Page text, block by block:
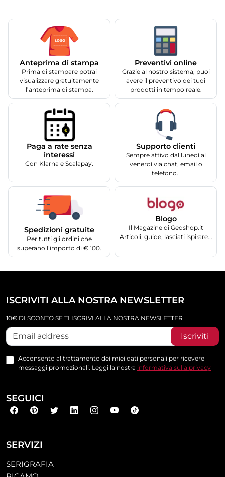
Anteprima di stampa
Prima di stampare potrai
visualizzare gratuitamente
l’anteprima di stampa.
Preventivi online
Grazie al nostro sistema, puoi
avere il preventivo dei tuoi
prodotti in tempo reale.
Paga a rate senza
interessi
Con Klarna e Scalapay.
Supporto clienti
Sempre attivo dal lunedì al
venerdì via chat, email o
telefono.
Spedizioni gratuite
Per tutti gli ordini che
superano l’importo di € 100.
Blogo
Il Magazine di Gedshop.it
Articoli, guide, lasciati ispirare...
SERVIZI
SERIGRAFIA
ISCRIVITI ALLA NOSTRA NEWSLETTER
10€ DI SCONTO SE TI ISCRIVI ALLA NOSTRA NEWSLETTER
Iscriviti
Acconsento al trattamento dei miei dati personali per ricevere
messaggi promozionali. Leggi la nostra informativa sulla privacy
SEGUICI